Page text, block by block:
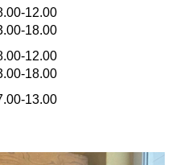
12.00
18.00
12.00
18.00
13.00